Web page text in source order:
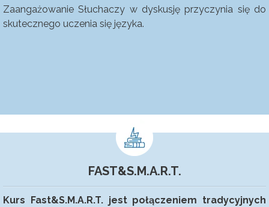
Zaangażowanie Słuchaczy w dyskusję przyczynia się do
skutecznego uczenia się języka.
FAST&S.M.A.R.T.
Kurs Fast&S.M.A.R.T. jest połączeniem tradycyjnych